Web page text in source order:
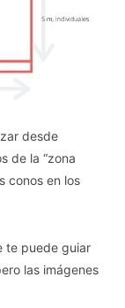
desde
de la “zona
conos en los
te puede guiar
las imágenes